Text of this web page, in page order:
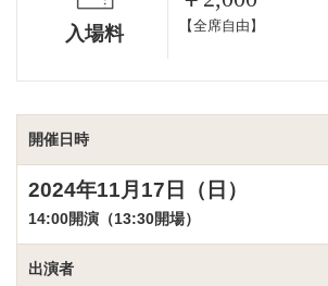
入場料 【全席自由】
開催日時
2024年11月17日（日）
14:00開演（13:30開場）
出演者